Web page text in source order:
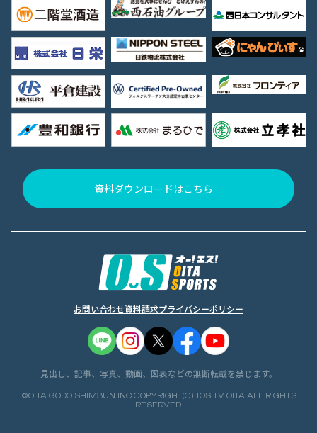
資料ダウンロードはこちら
お問い合わせ資料請求プライバシーポリシー
見出し、記事、写真、動画、図表などの無断転載を禁じます。
©OITA GODO SHIMBUN INC.COPYRIGHT(C) TOS TV OITA ALL RIGHTS
RESERVED.